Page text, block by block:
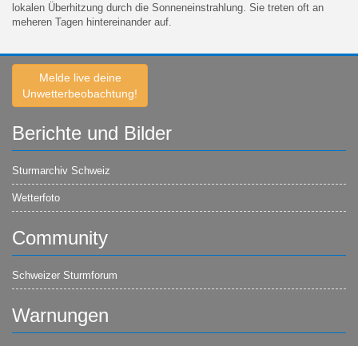
lokalen Überhitzung durch die Sonneneinstrahlung. Sie treten oft an
meheren Tagen hintereinander auf.
Melde live deine
Unwetterbeobachtung!
Berichte und Bilder
Sturmarchiv Schweiz
Wetterfoto
Community
Schweizer Sturmforum
Warnungen